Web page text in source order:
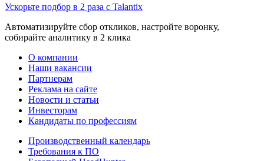
Ускорьте подбор в 2 раза с Talantix
Автоматизируйте сбор откликов, настройте воронку,
собирайте аналитику в 2 клика
О компании
Наши вакансии
Партнерам
Реклама на сайте
Новости и статьи
Инвесторам
Кандидаты по профессиям
Производственный календарь
Требования к ПО